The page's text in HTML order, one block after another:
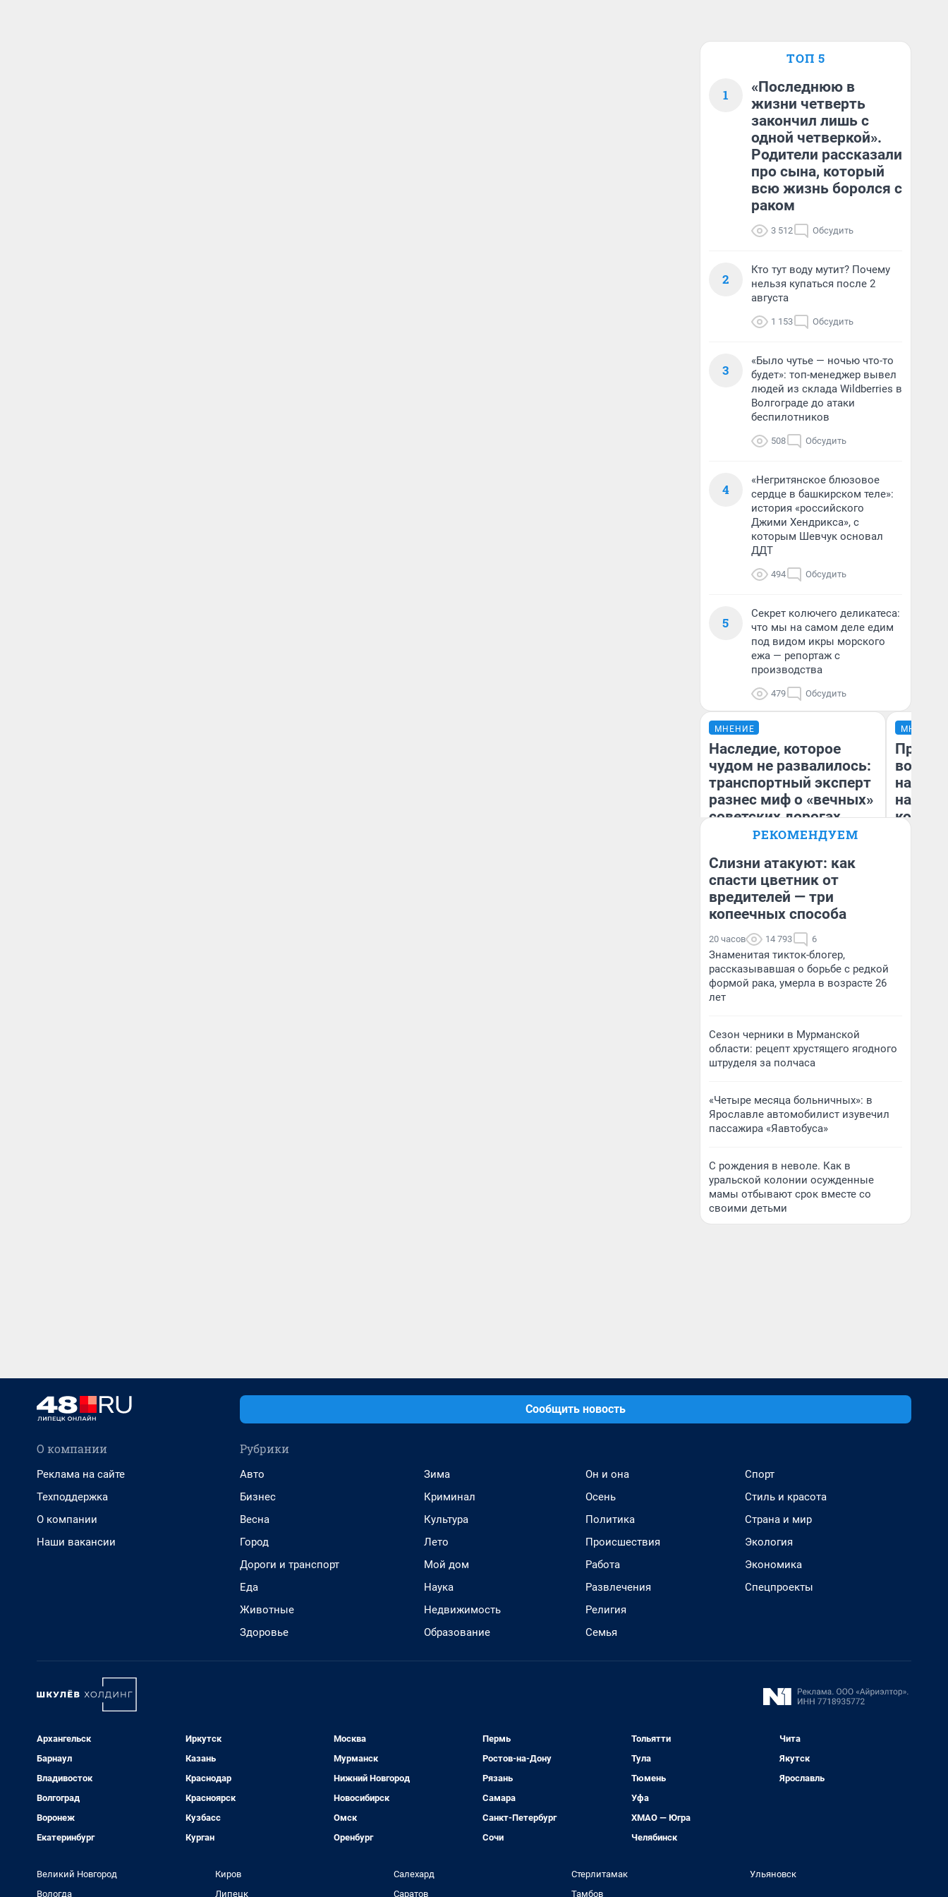
ТОП 5
1
«Последнюю в
жизни четверть
закончил лишь с
одной четверкой».
Родители рассказали
про сына, который
всю жизнь боролся с
раком
3 512 Обсудить
2
Кто тут воду мутит? Почему
нельзя купаться после 2
августа
1 153 Обсудить
3
«Было чутье — ночью что-то
будет»: топ-менеджер вывел
людей из склада Wildberries в
Волгограде до атаки
беспилотников
508 Обсудить
4
«Негритянское блюзовое
сердце в башкирском теле»:
история «российского
Джими Хендрикса», с
которым Шевчук основал
ДДТ
494 Обсудить
5
Секрет колючего деликатеса:
что мы на самом деле едим
под видом икры морского
ежа — репортаж с
производства
479 Обсудить
МНЕНИЕ
Наследие, которое
чудом не развалилось:
транспортный эксперт
разнес миф о «вечных»
советских дорогах
Олег Арефьев
Блогер, предприниматель,
владелец в транспортном
бизнесе
МНЕНИЕ
нам
РЕКОМЕНДУЕМ
Слизни атакуют: как
спасти цветник от
вредителей — три
копеечных способа
20 часов 14 793 6
Знаменитая тикток-блогер,
рассказывавшая о борьбе с редкой
формой рака, умерла в возрасте 26
лет
Сезон черники в Мурманской
области: рецепт хрустящего ягодного
штруделя за полчаса
«Четыре месяца больничных»: в
Ярославле автомобилист изувечил
пассажира «Яавтобуса»
С рождения в неволе. Как в
уральской колонии осужденные
мамы отбывают срок вместе со
своими детьми
Сообщить новость
О компании
Реклама на сайте
Техподдержка
О компании
Наши вакансии
Рубрики
Авто
Бизнес
Весна
Город
Дороги и транспорт
Еда
Животные
Здоровье
Зима
Криминал
Культура
Лето
Мой дом
Наука
Недвижимость
Образование
Он и она
Осень
Политика
Происшествия
Работа
Развлечения
Религия
Семья
Спорт
Стиль и красота
Страна и мир
Экология
Экономика
Спецпроекты
Архангельск
Барнаул
Владивосток
Волгоград
Воронеж
Екатеринбург
Иркутск
Казань
Краснодар
Красноярск
Кузбасс
Курган
Москва
Мурманск
Нижний Новгород
Новосибирск
Омск
Оренбург
Пермь
Ростов-на-Дону
Рязань
Самара
Санкт-Петербург
Сочи
Тольятти
Тула
Тюмень
Уфа
ХМАО — Югра
Челябинск
Чита
Якутск
Ярославль
Великий Новгород
Вологда
Киров
Липецк
Салехард
Саратов
Стерлитамак
Тамбов
Ульяновск